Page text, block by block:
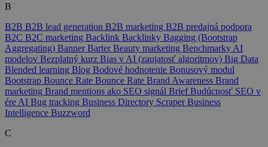
B
B2B B2B lead generation B2B marketing B2B predajná podpora
B2C B2C marketing Backlink Backlinky Bagging (Bootstrap
Aggregating) BannerBarterBeauty marketing Benchmarky AI
modelov Bezplatný kurz Bias v AI (zaujatosť algoritmov) Big Data
Blended learning Blog Bodové hodnotenie Bonusový modul
Bootstrap Bounce Rate Bounce Rate Brand Awareness Brand
marketing Brand mentions ako SEO signál BriefBudúcnosť SEO v
ére AI Bug tracking Business Directory ScraperBusiness
Intelligence Buzzword
C